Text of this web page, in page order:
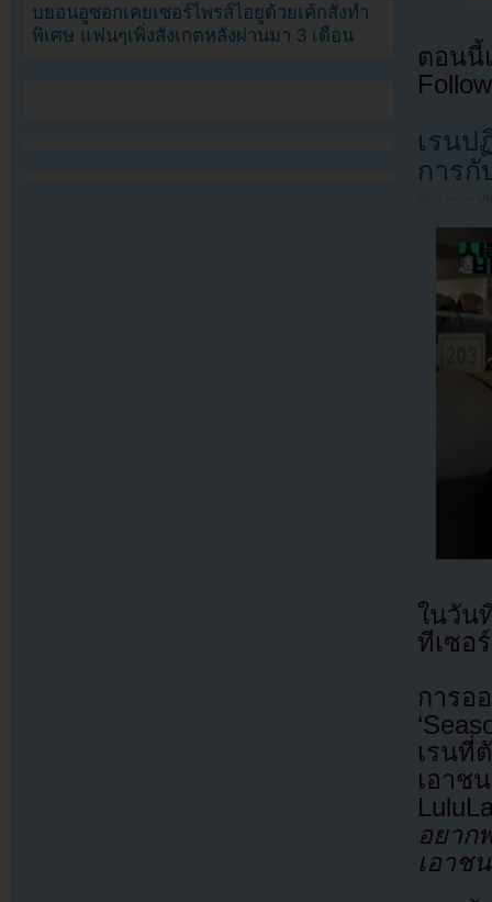
ตอนนี้
เรนป
การกั
ในวัน
ทีเซอ
การอ
เรนที่
เอาช
อยา
เอาช
บยอนอูซอกเคยเซอร์ไพรส์ไอยูด้วยเค้กสั่งทำ
พิเศษ แฟนๆเพิ่งสังเกตหลังผ่านมา 3 เดือน